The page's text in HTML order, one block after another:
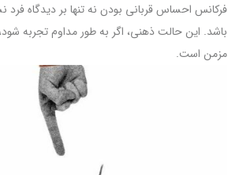
فرکانس احساس قربانی بودن نه تنها بر دیدگاه
باشد. این حالت ذهنی، اگر به طور مداوم تجربه
مزمن است.